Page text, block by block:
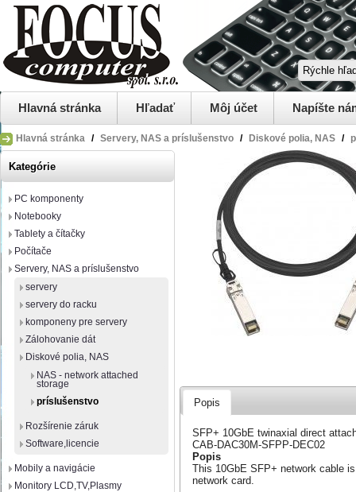
Hlavná stránka Hľadať Môj účet Napíšte
Hlavná stránka / Servery, NAS a príslušenstvo / Diskové polia, NAS /
Kategórie
PC komponenty
Notebooky
Tablety a čítačky
Počítače
Servery, NAS a príslušenstvo
servery
servery do racku
komponeny pre servery
Zálohovanie dát
Diskové polia, NAS
NAS - network attached
storage
príslušenstvo
Rozšírenie záruk
Software,licencie
Mobily a navigácie
Monitory LCD,TV,Plasmy
Popis
SFP+ 10GbE twinaxial direct
CAB-DAC30M-SFPP-DEC02
Popis
This 10GbE SFP+ network cable
network card.